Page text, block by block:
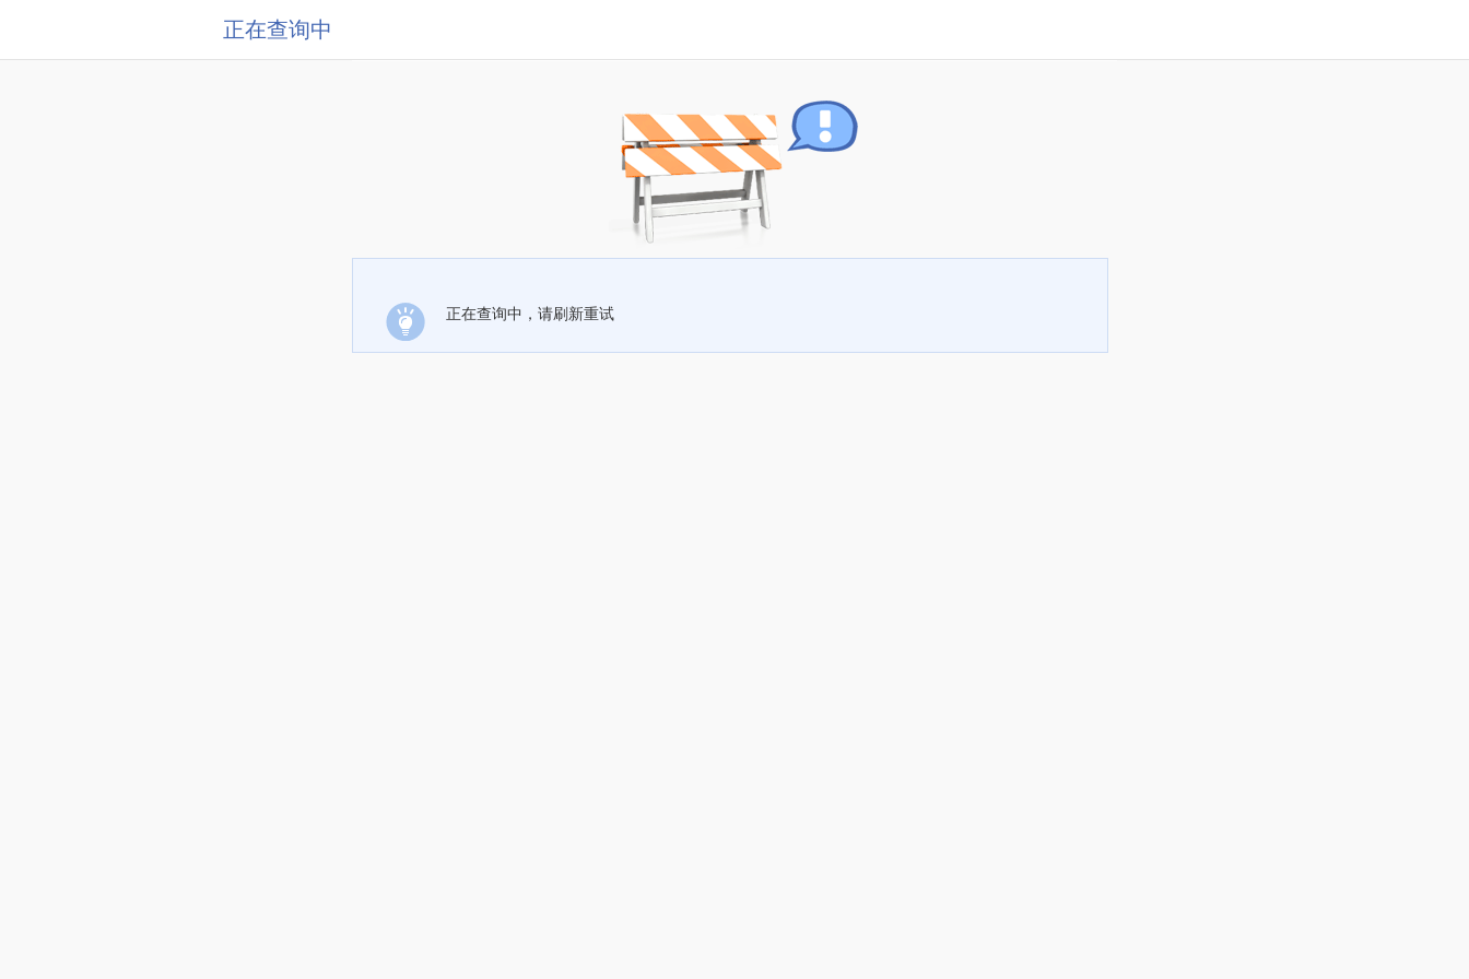
正在查询中
正在查询中，请刷新重试